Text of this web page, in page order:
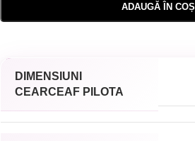
ADAUGĂ ÎN COȘ
DIMENSIUNI
CEARCEAF PILOTA